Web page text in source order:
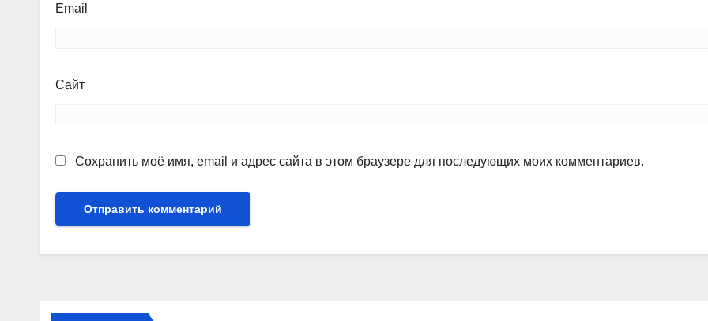
Email
Сайт
Сохранить моё имя, email и адрес сайта в этом браузере для последующих моих комментариев.